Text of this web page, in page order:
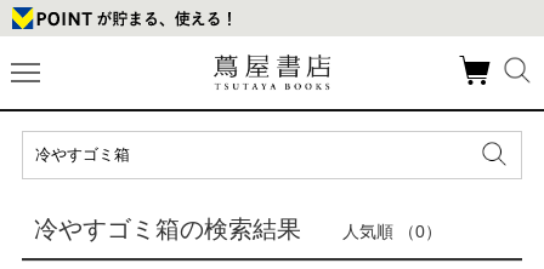
冷やすゴミ箱の検索結果 人気順 （0）